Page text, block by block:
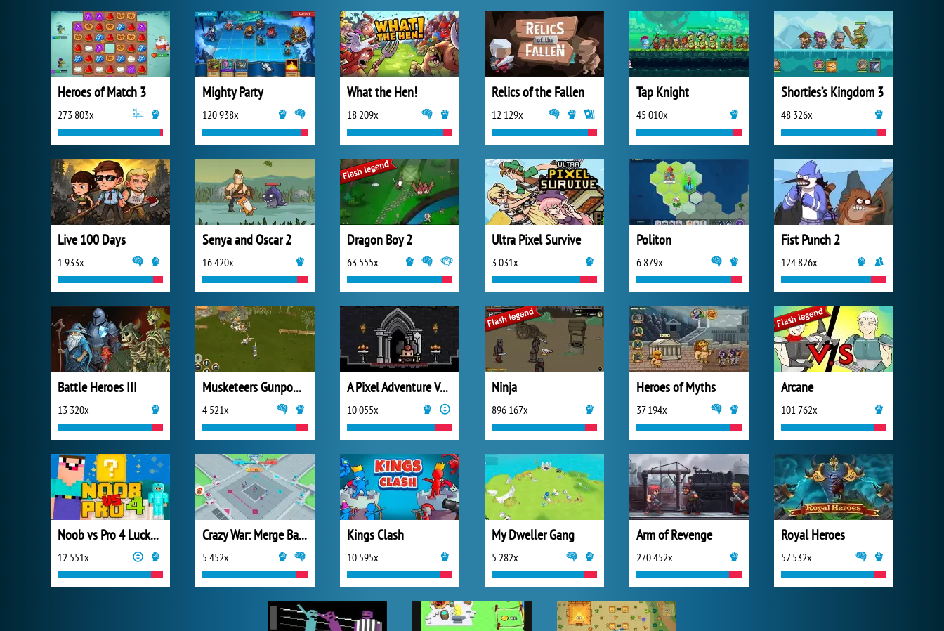
Heroes of Match 3
273 803x
Mighty Party
120 938x
What the Hen!
18 209x
Relics of the Fallen
12 129x
Tap Knight
45 010x
Shorties’s Kingdom 3
48 326x
Live 100 Days
1 933x
Senya and Oscar 2
16 420x
Dragon Boy 2
63 555x
Ultra Pixel Survive
3 031x
Politon
6 879x
Fist Punch 2
124 826x
Battle Heroes III
13 320x
Musketeers Gunpowder vs Steel
4 521x
A Pixel Adventure Vol.1
10 055x
Ninja
896 167x
Heroes of Myths
37 194x
Arcane
101 762x
Noob vs Pro 4 Lucky Block
12 551x
Crazy War: Merge Battle
5 452x
Kings Clash
10 595x
My Dweller Gang
5 282x
Arm of Revenge
270 452x
Royal Heroes
57 532x